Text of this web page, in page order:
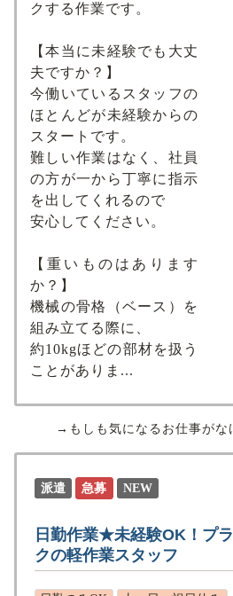
クする作業です。
【本当に未経験でも大丈
夫ですか？】
今働いているスタッフの
ほとんどが未経験からの
スタートです。
難しい作業はなく、社員
の方が一から丁寧に指示
を出してくれるので
安心してください。
【重いものはあります
か？】
機械の骨格（ベース）を
組み立てる際に、
約10kgほどの部材を扱う
ことがありま...
→もしも気になるお仕事がな
派遣 急募 NEW
日勤作業★未経験OK！プ
クの軽作業スタッフ